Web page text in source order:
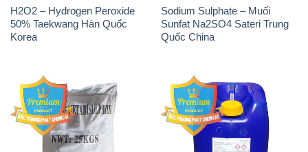
H2O2 – Hydrogen Peroxide
50% Taekwang Hàn Quốc
Korea
Sodium Sulphate – Muối
Sunfat Na2SO4 Sateri Trung
Quốc China